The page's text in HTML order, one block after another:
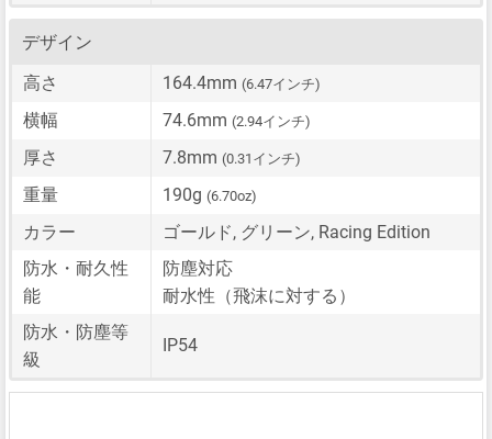
デザイン
高さ
164.4mm (6.47インチ)
横幅 74.6mm (2.94インチ)
厚さ 7.8mm (0.31インチ)
重量 190g (6.70oz)
カラー
ゴールド, グリーン, Racing Edition
防水・耐久性
能
防塵対応
耐水性（飛沫に対する）
防水・防塵等
級
IP54